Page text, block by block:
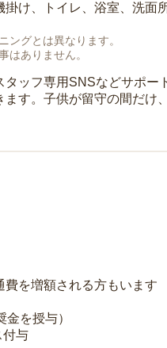
け、トイレ、浴室、洗面
ングとは異なります。
はありません。
ッフ専用SNSなどサポー
す。子供が留守の間だけ
を増額される方もいます
を授与）
付与